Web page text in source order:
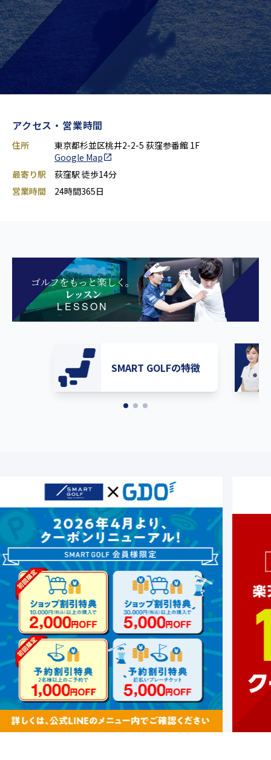
アクセス・営業時間
住所
東京都杉並区桃井2-2-5 荻窪参番館 1F
Google Map
最寄り駅
荻窪駅 徒歩14分
営業時間
24時間365日
ゴルフをもっと楽しく。
レッスン
LESSON
SMART GOLFの特徴